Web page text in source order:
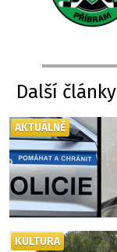
Další články
AKTUÁLNĚ
KULTURA